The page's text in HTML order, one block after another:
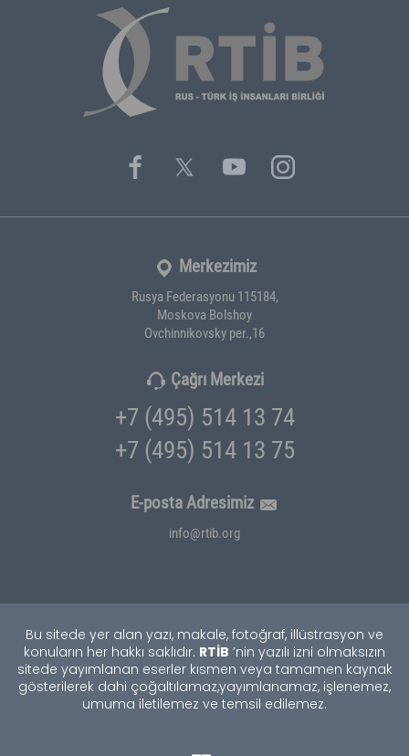
Merkezimiz
Rusya Federasyonu 115184,
Moskova Bolshoy
Ovchinnikovsky per.,16
Çağrı Merkezi
+7 (495) 514 13 74
+7 (495) 514 13 75
E-posta Adresimiz
info@rtib.org
Bu sitede yer alan yazı, makale, fotoğraf, illüstrasyon ve
konuların her hakkı saklıdır. RTİB ’nin yazılı izni olmaksızın
sitede yayımlanan eserler kısmen veya tamamen kaynak
gösterilerek dahi çoğaltılamaz,yayımlanamaz, işlenemez,
umuma iletilemez ve temsil edilemez.